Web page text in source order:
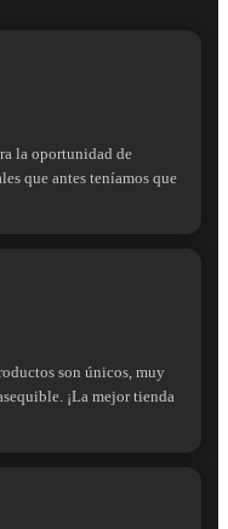
la oportunidad de
que antes teníamos que
son únicos, muy
¡La mejor tienda